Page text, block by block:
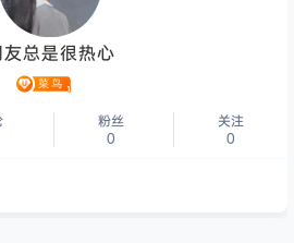
友总是很热心
粉丝
0
关注
0